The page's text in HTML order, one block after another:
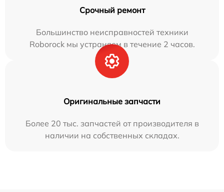
Срочный ремонт
Большинство неисправностей техники
Roborock мы устраняем в течение 2 часов.
Оригинальные запчасти
Более 20 тыс. запчастей от производителя в
наличии на собственных складах.